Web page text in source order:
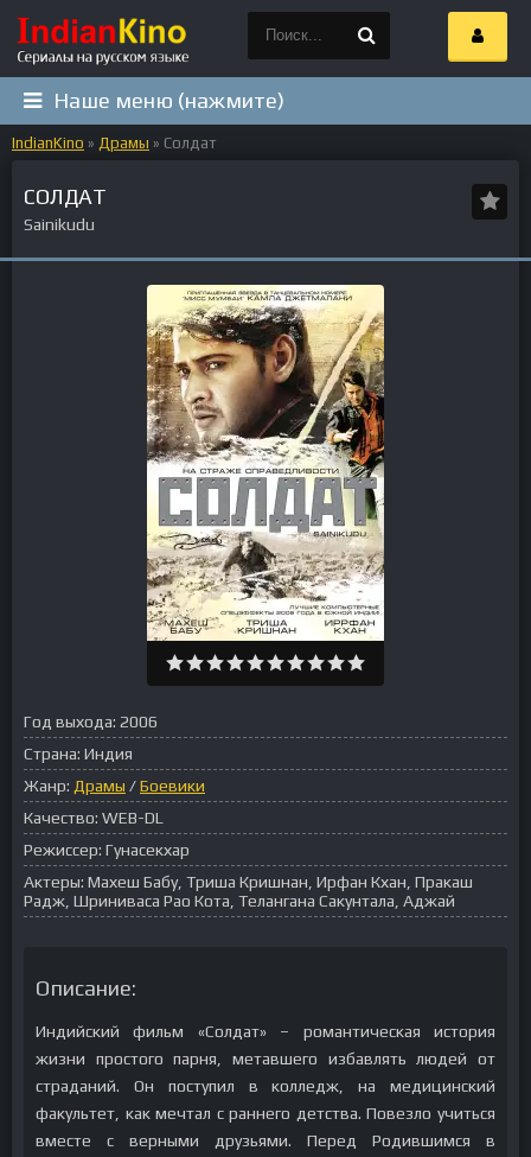
Наше меню (нажмите)
IndianKino » Драмы » Солдат
СОЛДАТ
Sainikudu
Год выхода: 2006
Страна: Индия
Жанр: Драмы /Боевики
Качество: WEB-DL
Режиссер: Гунасекхар
Актеры: Махеш Бабу, Триша Кришнан, Ирфан Кхан, Пракаш
Радж, Шриниваса Рао Кота, Телангана Сакунтала, Аджай
Описание:
Индийский фильм «Солдат» – романтическая история
жизни простого парня, метавшего избавлять людей от
страданий. Он поступил в колледж, на медицинский
факультет, как мечтал с раннего детства. Повезло учиться
вместе с верными друзьями. Перед Родившимся в